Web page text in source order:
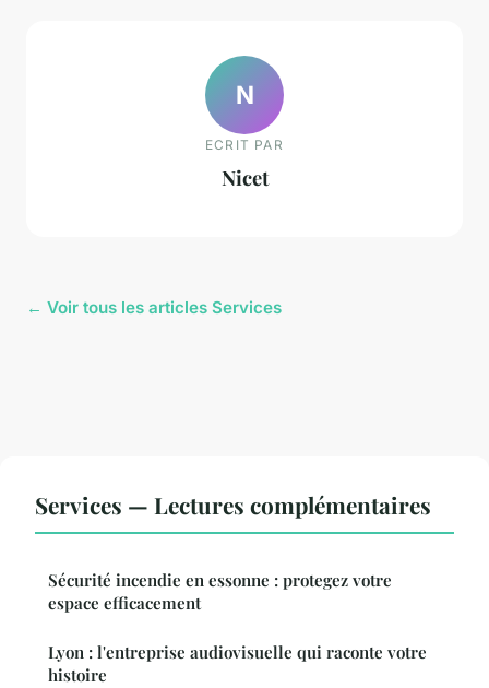
N
ECRIT PAR
Nicet
← Voir tous les articles Services
Services — Lectures complémentaires
Sécurité incendie en essonne : protegez votre
espace efficacement
Lyon : l'entreprise audiovisuelle qui raconte votre
histoire